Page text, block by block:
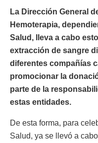
La Dirección General
Hemoterapia,
Salud, lleva a cabo
extracción de sangre
diferentes compañías
promocionar la
parte de la
estas entidades.
De esta forma, para
Salud, ya se llevó a